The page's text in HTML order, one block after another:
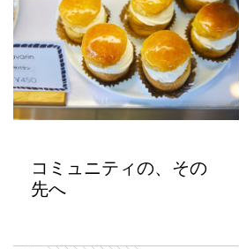
コミュニティの、その
先へ